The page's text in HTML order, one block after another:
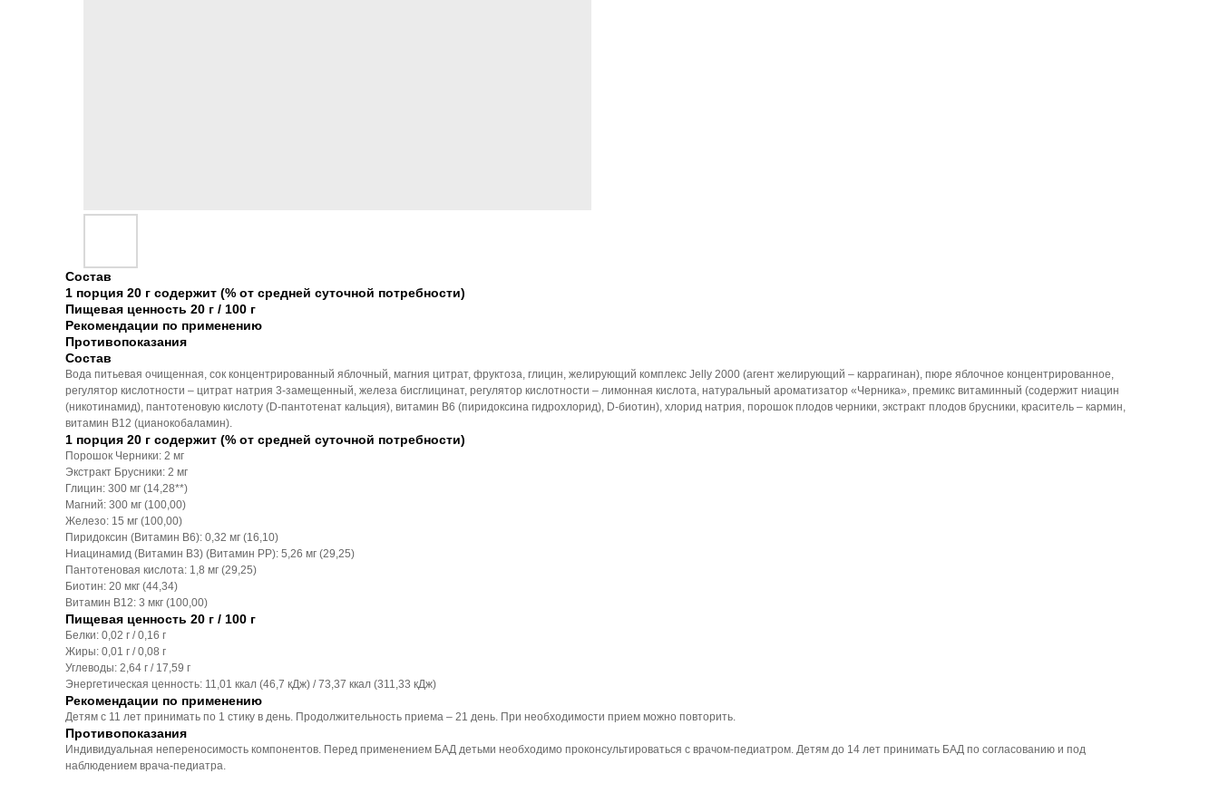
Состав
1 порция 20 г содержит (% от средней суточной потребности)
Пищевая ценность 20 г / 100 г
Рекомендации по применению
Противопоказания
Состав
Вода питьевая очищенная, сок концентрированный яблочный, магния цитрат, фруктоза, глицин, желирующий комплекс Jelly 2000 (агент желирующий – каррагинан), пюре яблочное концентрированное,
регулятор кислотности – цитрат натрия 3-замещенный, железа бисглицинат, регулятор кислотности – лимонная кислота, натуральный ароматизатор «Черника», премикс витаминный (содержит ниацин
(никотинамид), пантотеновую кислоту (D-пантотенат кальция), витамин В6 (пиридоксина гидрохлорид), D-биотин), хлорид натрия, порошок плодов черники, экстракт плодов брусники, краситель – кармин,
витамин В12 (цианокобаламин).
1 порция 20 г содержит (% от средней суточной потребности)
Порошок Черники: 2 мг
Экстракт Брусники: 2 мг
Глицин: 300 мг (14,28**)
Магний: 300 мг (100,00)
Железо: 15 мг (100,00)
Пиридоксин (Витамин В6): 0,32 мг (16,10)
Ниацинамид (Витамин В3) (Витамин РР): 5,26 мг (29,25)
Пантотеновая кислота: 1,8 мг (29,25)
Биотин: 20 мкг (44,34)
Витамин B12: 3 мкг (100,00)
Пищевая ценность 20 г / 100 г
Белки: 0,02 г / 0,16 г
Жиры: 0,01 г / 0,08 г
Углеводы: 2,64 г / 17,59 г
Энергетическая ценность: 11,01 ккал (46,7 кДж) / 73,37 ккал (311,33 кДж)
Рекомендации по применению
Детям с 11 лет принимать по 1 стику в день. Продолжительность приема – 21 день. При необходимости прием можно повторить.
Противопоказания
Индивидуальная непереносимость компонентов. Перед применением БАД детьми необходимо проконсультироваться с врачом-педиатром. Детям до 14 лет принимать БАД по согласованию и под
наблюдением врача-педиатра.